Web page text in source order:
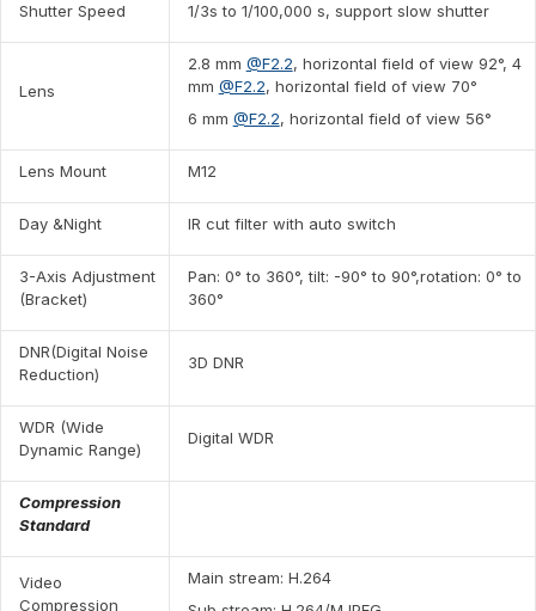
Shutter Speed 1/3s to 1/100,000 s, support slow shutter
Lens
2.8 mm @F2.2, horizontal field of view 92°, 4
mm @F2.2, horizontal field of view 70°
6 mm @F2.2, horizontal field of view 56°
Lens Mount M12
Day &Night IR cut filter with auto switch
3-Axis Adjustment
(Bracket)
Pan: 0° to 360°, tilt: -90° to 90°,rotation: 0° to
360°
DNR(Digital Noise
Reduction)
3D DNR
WDR (Wide
Dynamic Range)
Digital WDR
Compression
Standard
Video
Compression
Main stream: H.264